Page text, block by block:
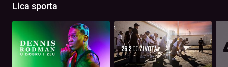
Lica sporta